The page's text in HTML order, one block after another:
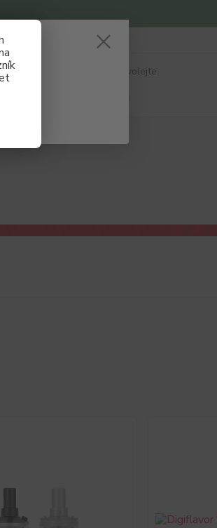
Nevíte si rady? Zavolejte.